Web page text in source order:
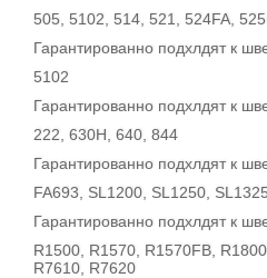
505, 5102, 514, 521, 524FA,
Гарантированно подхлдят к
5102
Гарантированно подхлдят к
222, 630H, 640, 844
Гарантированно подхлдят к
FA693, SL1200, SL1250,
Гарантированно подхлдят к
R1500, R1570, R1570FB,
R7610, R7620